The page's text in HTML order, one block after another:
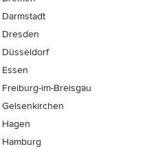
Darmstadt
Dresden
Düsseldorf
Essen
Freiburg-im-Breisgau
Gelsenkirchen
Hagen
Hamburg